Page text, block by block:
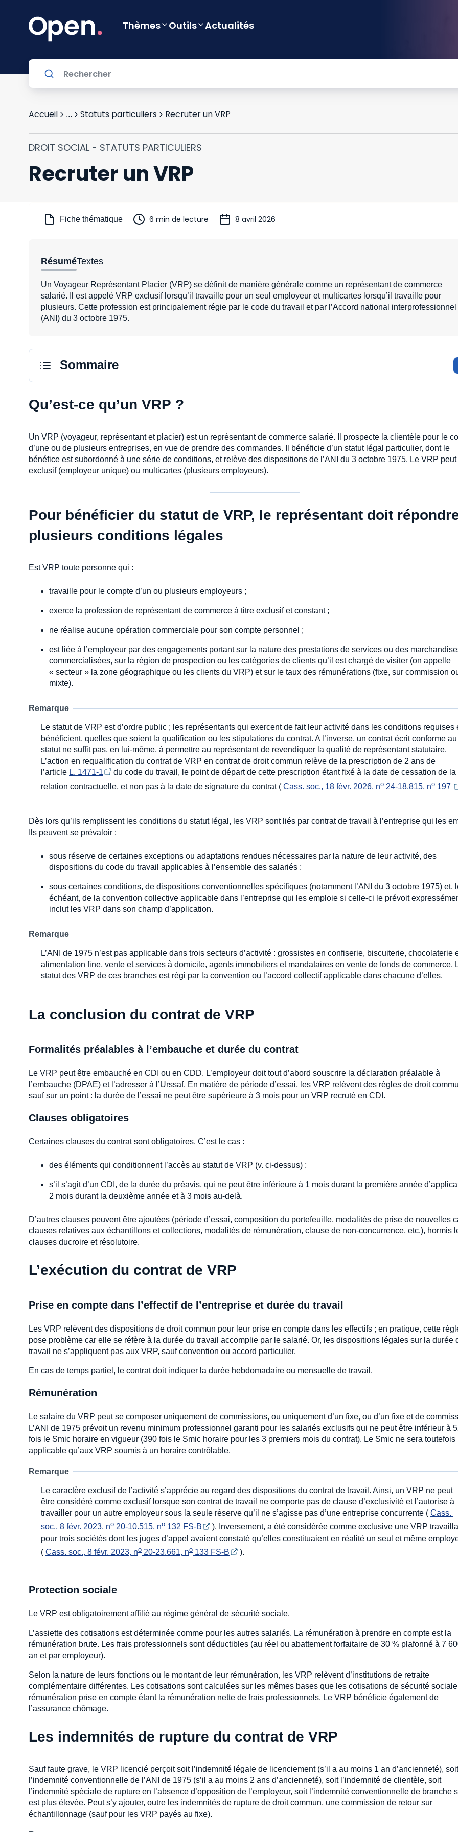
Thèmes Outils Actualités
Accueil ... Statuts particuliers Recruter un VRP
DROIT SOCIAL - STATUTS PARTICULIERS
Recruter un VRP
Fiche thématique 6 min de lecture 8 avril 2026
RésuméTextes
Un Voyageur Représentant Placier (VRP) se définit de manière générale comme un représentant de commerce
salarié. Il est appelé VRP exclusif lorsqu’il travaille pour un seul employeur et multicartes lorsqu’il travaille pour
plusieurs. Cette profession est principalement régie par le code du travail et par l’Accord national interprofessionnel
(ANI) du 3 octobre 1975.
Sommaire
Qu’est-ce qu’un VRP ?
Un VRP (voyageur, représentant et placier) est un représentant de commerce salarié. Il prospecte la clientèle pour le
d’une ou de plusieurs entreprises, en vue de prendre des commandes. Il bénéficie d’un statut légal particulier, dont le
bénéfice est subordonné à une série de conditions, et relève des dispositions de l’ANI du 3 octobre 1975. Le VRP peut
exclusif (employeur unique) ou multicartes (plusieurs employeurs).
Pour bénéficier du statut de VRP, le représentant doit
plusieurs conditions légales
Est VRP toute personne qui :
travaille pour le compte d’un ou plusieurs employeurs ;
exerce la profession de représentant de commerce à titre exclusif et constant ;
ne réalise aucune opération commerciale pour son compte personnel ;
est liée à l’employeur par des engagements portant sur la nature des prestations de services ou des
commercialisées, sur la région de prospection ou les catégories de clients qu’il est chargé de visiter (on appelle
« secteur » la zone géographique ou les clients du VRP) et sur le taux des rémunérations (fixe, sur commission
mixte).
Remarque
Le statut de VRP est d’ordre public ; les représentants qui exercent de fait leur activité dans les conditions requises
bénéficient, quelles que soient la qualification ou les stipulations du contrat. A l’inverse, un contrat écrit conforme au
statut ne suffit pas, en lui-même, à permettre au représentant de revendiquer la qualité de représentant statutaire.
L’action en requalification du contrat de VRP en contrat de droit commun relève de la prescription de 2 ans de
l’article L. 1471-1
du code du travail, le point de départ de cette prescription étant fixé à la date de cessation de la
relation contractuelle, et non pas à la date de signature du contrat ( Cass. soc., 18 févr. 2026, no 24-18.815, no 197
Dès lors qu’ils remplissent les conditions du statut légal, les VRP sont liés par contrat de travail à l’entreprise qui les
Ils peuvent se prévaloir :
sous réserve de certaines exceptions ou adaptations rendues nécessaires par la nature de leur activité, des
dispositions du code du travail applicables à l’ensemble des salariés ;
sous certaines conditions, de dispositions conventionnelles spécifiques (notamment l’ANI du 3 octobre 1975) et,
échéant, de la convention collective applicable dans l’entreprise qui les emploie si celle-ci le prévoit
inclut les VRP dans son champ d’application.
Remarque
L’ANI de 1975 n’est pas applicable dans trois secteurs d’activité : grossistes en confiserie, biscuiterie, chocolaterie
alimentation fine, vente et services à domicile, agents immobiliers et mandataires en vente de fonds de commerce.
statut des VRP de ces branches est régi par la convention ou l’accord collectif applicable dans chacune d’elles.
La conclusion du contrat de VRP
Formalités préalables à l’embauche et durée du contrat
Le VRP peut être embauché en CDI ou en CDD. L’employeur doit tout d’abord souscrire la déclaration préalable à
l’embauche (DPAE) et l’adresser à l’Urssaf. En matière de période d’essai, les VRP relèvent des règles de droit
sauf sur un point : la durée de l’essai ne peut être supérieure à 3 mois pour un VRP recruté en CDI.
Clauses obligatoires
Certaines clauses du contrat sont obligatoires. C’est le cas :
des éléments qui conditionnent l’accès au statut de VRP (v. ci-dessus) ;
s’il s’agit d’un CDI, de la durée du préavis, qui ne peut être inférieure à 1 mois durant la première année
2 mois durant la deuxième année et à 3 mois au-delà.
D’autres clauses peuvent être ajoutées (période d’essai, composition du portefeuille, modalités de prise de nouvelles
clauses relatives aux échantillons et collections, modalités de rémunération, clause de non-concurrence, etc.), hormis
clauses ducroire et résolutoire.
L’exécution du contrat de VRP
Prise en compte dans l’effectif de l’entreprise et durée du travail
Les VRP relèvent des dispositions de droit commun pour leur prise en compte dans les effectifs ; en pratique, cette
pose problème car elle se réfère à la durée du travail accomplie par le salarié. Or, les dispositions légales sur la durée
travail ne s’appliquent pas aux VRP, sauf convention ou accord particulier.
En cas de temps partiel, le contrat doit indiquer la durée hebdomadaire ou mensuelle de travail.
Rémunération
Le salaire du VRP peut se composer uniquement de commissions, ou uniquement d’un fixe, ou d’un fixe et de
L’ANI de 1975 prévoit un revenu minimum professionnel garanti pour les salariés exclusifs qui ne peut être inférieur à
fois le Smic horaire en vigueur (390 fois le Smic horaire pour les 3 premiers mois du contrat). Le Smic ne sera toutefois
applicable qu’aux VRP soumis à un horaire contrôlable.
Remarque
Le caractère exclusif de l’activité s’apprécie au regard des dispositions du contrat de travail. Ainsi, un VRP ne peut
être considéré comme exclusif lorsque son contrat de travail ne comporte pas de clause d’exclusivité et l’autorise à
travailler pour un autre employeur sous la seule réserve qu’il ne s’agisse pas d’une entreprise concurrente ( Cass.
soc., 8 févr. 2023, no 20-10.515, no 132 FS-B
). Inversement, a été considérée comme exclusive une VRP
pour trois sociétés dont les juges d’appel avaient constaté qu’elles constituaient en réalité un seul et même
( Cass. soc., 8 févr. 2023, no 20-23.661, no 133 FS-B ).
Protection sociale
Le VRP est obligatoirement affilié au régime général de sécurité sociale.
L’assiette des cotisations est déterminée comme pour les autres salariés. La rémunération à prendre en compte est la
rémunération brute. Les frais professionnels sont déductibles (au réel ou abattement forfaitaire de 30 % plafonné à 7
an et par employeur).
Selon la nature de leurs fonctions ou le montant de leur rémunération, les VRP relèvent d’institutions de retraite
complémentaire différentes. Les cotisations sont calculées sur les mêmes bases que les cotisations de sécurité
rémunération prise en compte étant la rémunération nette de frais professionnels. Le VRP bénéficie également de
l’assurance chômage.
Les indemnités de rupture du contrat de VRP
Sauf faute grave, le VRP licencié perçoit soit l’indemnité légale de licenciement (s’il a au moins 1 an d’ancienneté), soit
l’indemnité conventionnelle de l’ANI de 1975 (s’il a au moins 2 ans d’ancienneté), soit l’indemnité de clientèle, soit
l’indemnité spéciale de rupture en l’absence d’opposition de l’employeur, soit l’indemnité conventionnelle de branche
est plus élevée. Peut s’y ajouter, outre les indemnités de rupture de droit commun, une commission de retour sur
échantillonnage (sauf pour les VRP payés au fixe).